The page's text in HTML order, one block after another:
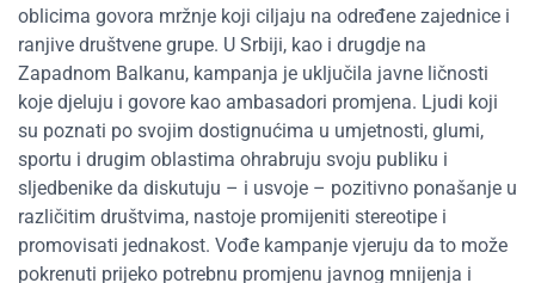
oblicima govora mržnje koji ciljaju na određene zajednice i
ranjive društvene grupe. U Srbiji, kao i drugdje na
Zapadnom Balkanu, kampanja je uključila javne ličnosti
koje djeluju i govore kao ambasadori promjena. Ljudi koji
su poznati po svojim dostignućima u umjetnosti, glumi,
sportu i drugim oblastima ohrabruju svoju publiku i
sljedbenike da diskutuju – i usvoje – pozitivno ponašanje u
različitim društvima, nastoje promijeniti stereotipe i
promovisati jednakost. Vođe kampanje vjeruju da to može
pokrenuti prijeko potrebnu promjenu javnog mnijenja i